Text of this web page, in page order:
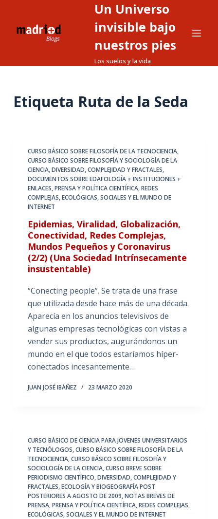
Un Universo
invisible bajo
nuestros pies
Los suelos y la vida
Etiqueta Ruta de la Seda
CURSO BÁSICO SOBRE FILOSOFÍA DE LA TECNOCIENCIA,
CURSO BÁSICO SOBRE FILOSOFÍA Y SOCIOLOGÍA DE LA
CIENCIA,DIVERSIDAD, COMPLEJIDAD Y FRACTALES,
DOCUMENTOS SOBRE EDAFOLOGÍA + INSTITUCIONES +
ENLACES,PRENSA Y POLÍTICA CIENTÍFICA,REDES
COMPLEJAS, ECOLÓGICAS, SOCIALES Y EL MUNDO DE
INTERNET
Epidemias, Viralidad, Globalización,
Conectividad, Redes Complejas,
Mundos Pequeños y Coronavirus
(2/2) (Una Sociedad Intrínsecamente
insustentable)
“Conecting people”. Se trata de una frase
que utilizada desde hace más de una década.
Aparecía en los anuncios televisivos de
algunas empresas tecnológicas con vistas a
vender sus productos, augurándonos un
mundo en el que todos estaríamos híper-
conectados incesantemente…
JUAN JOSÉ IBÁÑEZ 23 MARZO 2020
CURSO BÁSICO DE CIENCIA PARA JOVENES UNIVERSITARIOS
Y TECNÓLOGOS,CURSO BÁSICO SOBRE FILOSOFÍA DE LA
TECNOCIENCIA,CURSO BÁSICO SOBRE FILOSOFÍA Y
SOCIOLOGÍA DE LA CIENCIA,CURSO BREVE SOBRE
PERIODISMO CIENTÍFICO,DIVERSIDAD, COMPLEJIDAD Y
FRACTALES,ECOLOGÍA Y BIOGEOGRAFÍA POST
POSTERIORES A AGOSTO DE 2009,NOTAS BREVES DE
PRENSA,PRENSA Y POLÍTICA CIENTÍFICA,REDES COMPLEJAS,
ECOLÓGICAS, SOCIALES Y EL MUNDO DE INTERNET